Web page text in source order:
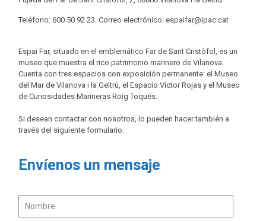
Teléfono: 600 50 92 23. Correo electrónico: espaifar@ipac.cat
Espai Far, situado en el emblemático Far de Sant Cristòfol, es un
museo que muestra el rico patrimonio marinero de Vilanova.
Cuenta con tres espacios con exposición permanente: el Museo
del Mar de Vilanova i la Geltrú, el Espacio Víctor Rojas y el Museo
de Curiosidades Marineras Roig Toqués.
Si desean contactar con nosotros, lo pueden hacer también a
través del siguiente formulario.
Envíenos un mensaje